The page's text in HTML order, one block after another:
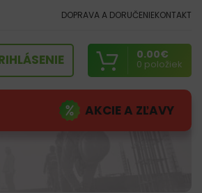
DOPRAVA A DORUČENIEKONTAKT
0 položiek
0.00€
AKCIE A ZĽAVY